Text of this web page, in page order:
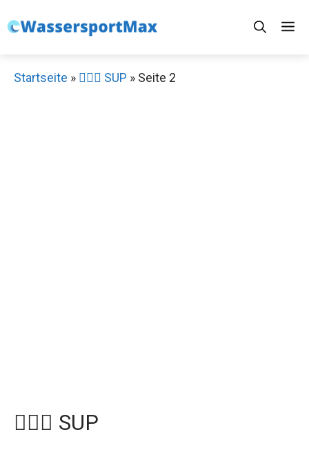
Inhalt
Startseite » 🏄‍♀️🛶 SUP » Seite 2
🏄‍♀️🛶 SUP